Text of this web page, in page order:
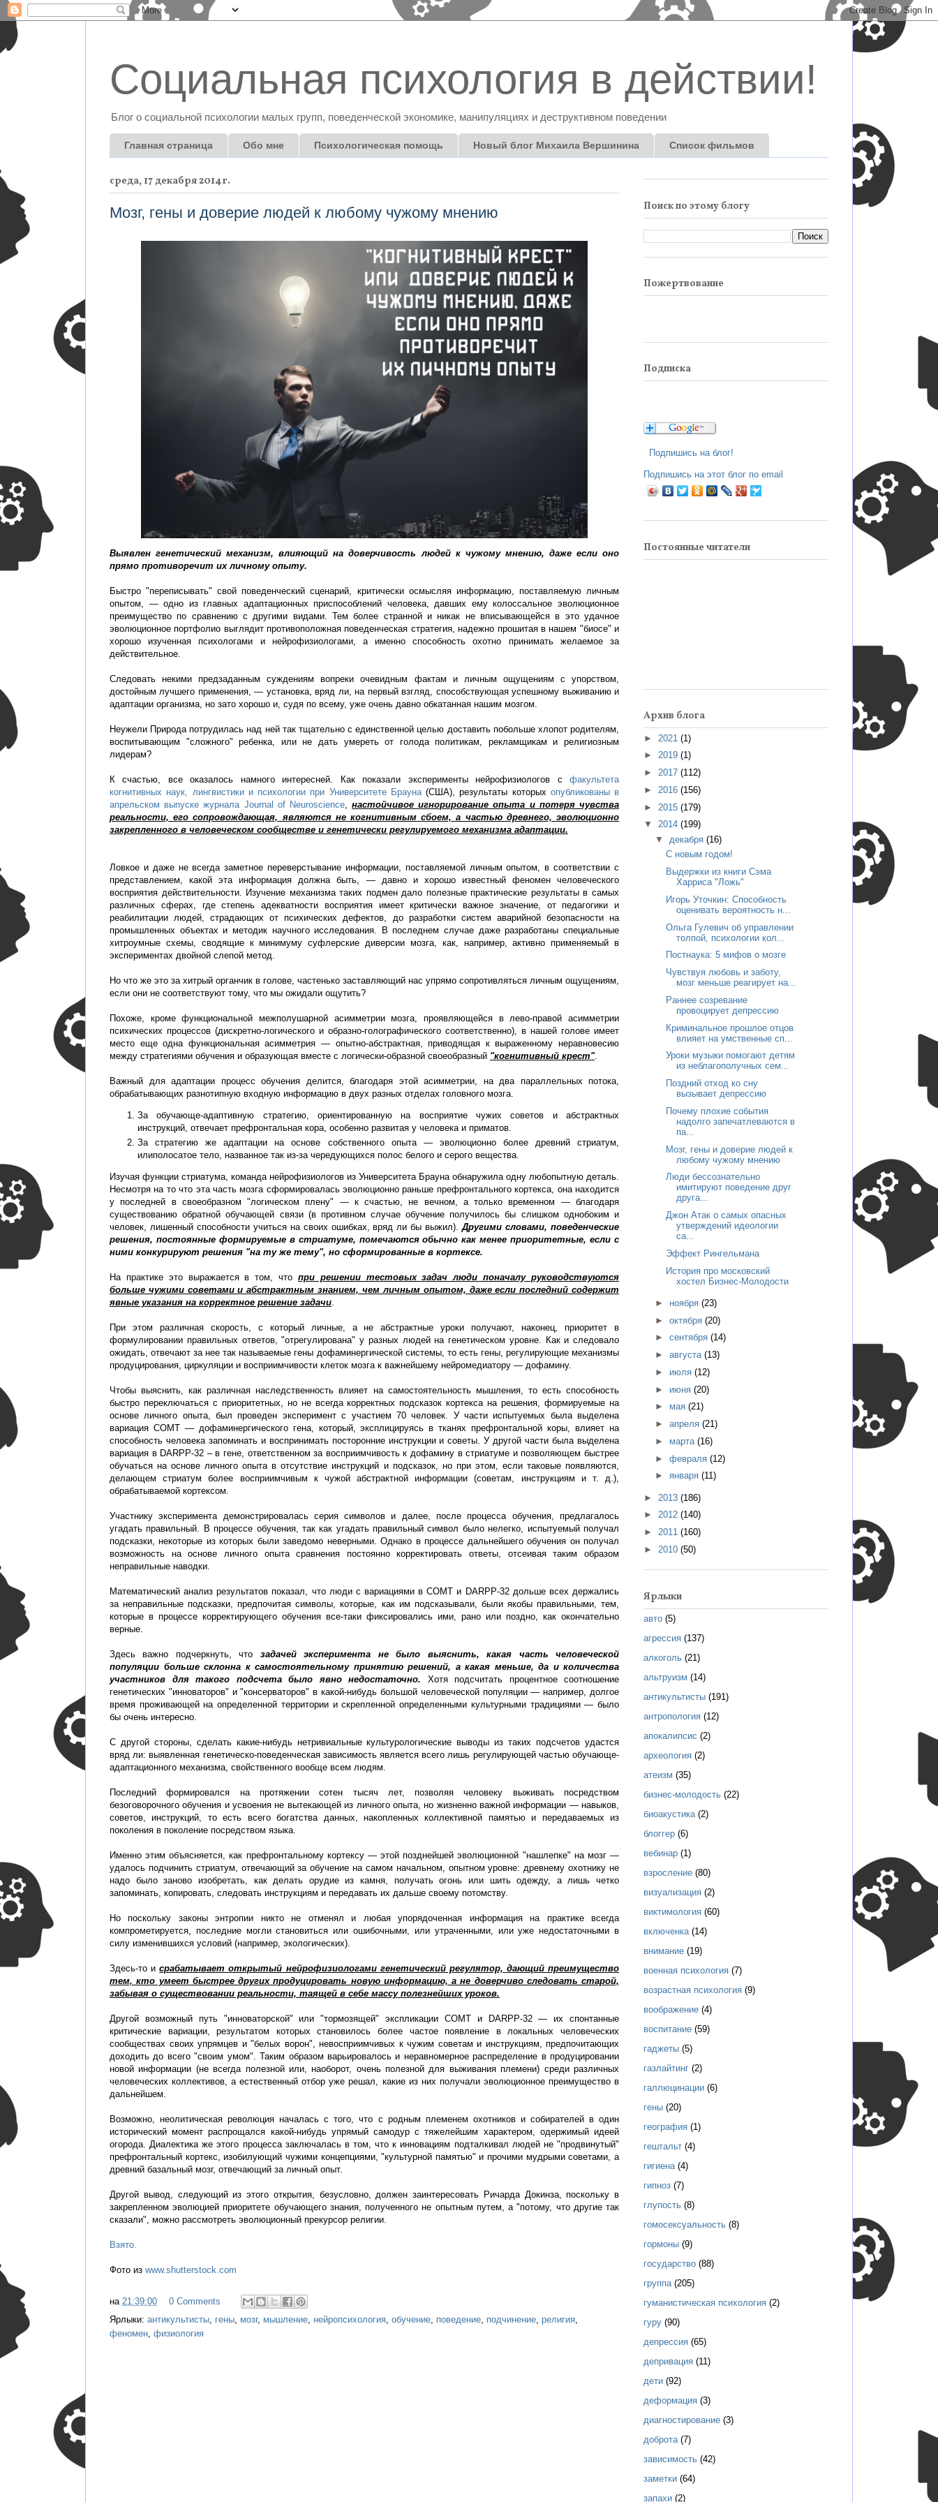
Социальная психология в действии!
Блог о социальной психологии малых групп, поведенческой экономике, манипуляциях и деструктивном поведении
Главная страница Обо мне Психологическая помощь Новый блог Михаила Вершинина Список фильмов
среда, 17 декабря 2014 г.
Мозг, гены и доверие людей к любому чужому мнению
Выявлен генетический механизм, влияющий на доверчивость людей к чужому мнению, даже если оно
прямо противоречит их личному опыту.
Быстро "переписывать" свой поведенческий сценарий, критически осмысляя информацию, поставляемую личным
опытом, — одно из главных адаптационных приспособлений человека, давших ему колоссальное эволюционное
преимущество по сравнению с другими видами. Тем более странной и никак не вписывающейся в это удачное
эволюционное портфолио выглядит противоположная поведенческая стратегия, надежно прошитая в нашем "биосе" и
хорошо изученная психологами и нейрофизиологами, а именно способность охотно принимать желаемое за
действительное.
Следовать некими предзаданным суждениям вопреки очевидным фактам и личным ощущениям с упорством,
достойным лучшего применения, — установка, вряд ли, на первый взгляд, способствующая успешному выживанию и
адаптации организма, но зато хорошо и, судя по всему, уже очень давно обкатанная нашим мозгом.
Неужели Природа потрудилась над ней так тщательно с единственной целью доставить побольше хлопот родителям,
воспитывающим "сложного" ребенка, или не дать умереть от голода политикам, рекламщикам и религиозным
лидерам?
К счастью, все оказалось намного интересней. Как показали эксперименты нейрофизиологов c факультета
когнитивных наук, лингвистики и психологии при Университете Брауна(США), результаты которых опубликованы в
апрельском выпуске журнала Journal of Neuroscience,настойчивое игнорирование опыта и потеря чувства
реальности, его сопровождающая, являются не когнитивным сбоем, а частью древнего, эволюционно
закрепленного в человеческом сообществе и генетически регулируемого механизма адаптации.
Ловкое и даже не всегда заметное переверстывание информации, поставляемой личным опытом, в соответствии с
представлением, какой эта информация должна быть, — давно и хорошо известный феномен человеческого
восприятия действительности. Изучение механизма таких подмен дало полезные практические результаты в самых
различных сферах, где степень адекватности восприятия имеет критически важное значение, от педагогики и
реабилитации людей, страдающих от психических дефектов, до разработки систем аварийной безопасности на
промышленных объектах и методик научного исследования. В последнем случае даже разработаны специальные
хитроумные схемы, сводящие к минимуму суфлерские диверсии мозга, как, например, активно применяемый в
экспериментах двойной слепой метод.
Но что же это за хитрый органчик в голове, частенько заставляющий нас упрямо сопротивляться личным ощущениям,
если они не соответствуют тому, что мы ожидали ощутить?
Похоже, кроме функциональной межполушарной асимметрии мозга, проявляющейся в лево-правой асимметрии
психических процессов (дискретно-логического и образно-голографического соответственно), в нашей голове имеет
место еще одна функциональная асимметрия — опытно-абстрактная, приводящая к выраженному неравновесию
между стратегиями обучения и образующая вместе с логически-образной своеобразный "когнитивный крест".
Важный для адаптации процесс обучения делится, благодаря этой асимметрии, на два параллельных потока,
обрабатывающих разнотипную входную информацию в двух разных отделах головного мозга.
За обучающе-адаптивную стратегию, ориентированную на восприятие чужих советов и абстрактных
инструкций, отвечает префронтальная кора, особенно развитая у человека и приматов.
За стратегию же адаптации на основе собственного опыта — эволюционно более древний стриатум,
илиполосатое тело, названное так из-за чередующихся полос белого и серого вещества.
Изучая функции стриатума, команда нейрофизиологов из Университета Брауна обнаружила одну любопытную деталь.
Несмотря на то что эта часть мозга сформировалась эволюционно раньше префронтального кортекса, она находится
у последней в своеобразном "логическом плену" — к счастью, не вечном, а только временном — благодаря
существованию обратной обучающей связи (в противном случае обучение получилось бы слишком однобоким и
человек, лишенный способности учиться на своих ошибках, вряд ли бы выжил).Другими словами, поведенческие
решения, постоянные формируемые в стриатуме, помечаются обычно как менее приоритетные, если с
ними конкурируют решения "на ту же тему", но сформированные в кортексе.
На практике это выражается в том, что при решении тестовых задач люди поначалу руководствуются
больше чужими советами и абстрактным знанием, чем личным опытом, даже если последний содержит
явные указания на корректное решение задачи.
При этом различная скорость, с который личные, а не абстрактные уроки получают, наконец, приоритет в
формулировании правильных ответов, "отрегулирована" у разных людей на генетическом уровне. Как и следовало
ожидать, отвечают за нее так называемые гены дофаминергической системы, то есть гены, регулирующие механизмы
продуцирования, циркуляции и восприимчивости клеток мозга к важнейшему нейромедиатору — дофамину.
Чтобы выяснить, как различная наследственность влияет на самостоятельность мышления, то есть способность
быстро переключаться с приоритетных, но не всегда корректных подсказок кортекса на решения, формируемые на
основе личного опыта, был проведен эксперимент с участием 70 человек. У части испытуемых была выделена
вариация COMT — дофаминергического гена, который, эксплицируясь в тканях префронтальной коры, влияет на
способность человека запоминать и воспринимать посторонние инструкции и советы. У другой части была выделена
вариация в DARPP-32 – в гене, ответственном за восприимчивость к дофамину в стриатуме и позволяющем быстрее
обучаться на основе личного опыта в отсутствие инструкций и подсказок, но при этом, если таковые появляются,
делающем стриатум более восприимчивым к чужой абстрактной информации (советам, инструкциям и т. д.),
обрабатываемой кортексом.
Участнику эксперимента демонстрировалась серия символов и далее, после процесса обучения, предлагалось
угадать правильный. В процессе обучения, так как угадать правильный символ было нелегко, испытуемый получал
подсказки, некоторые из которых были заведомо неверными. Однако в процессе дальнейшего обучения он получал
возможность на основе личного опыта сравнения постоянно корректировать ответы, отсеивая таким образом
неправильные наводки.
Математический анализ результатов показал, что люди с вариациями в COMT и DARPP-32 дольше всех держались
за неправильные подсказки, предпочитая символы, которые, как им подсказывали, были якобы правильными, тем,
которые в процессе корректирующего обучения все-таки фиксировались ими, рано или поздно, как окончательно
верные.
Здесь важно подчеркнуть, что задачей эксперимента не было выяснить, какая часть человеческой
популяции больше склонна к самостоятельному принятию решений, а какая меньше, да и количества
участников для такого подсчета было явно недостаточно. Хотя подсчитать процентное соотношение
генетических "инноваторов" и "консерваторов" в какой-нибудь большой человеческой популяции — например, долгое
время проживающей на определенной территории и скрепленной определенными культурными традициями — было
бы очень интересно.
С другой стороны, сделать какие-нибудь нетривиальные культурологические выводы из таких подсчетов удастся
вряд ли: выявленная генетическо-поведенческая зависимость является всего лишь регулирующей частью обучающе-
адаптационного механизма, свойственного вообще всем людям.
Последний формировался на протяжении сотен тысяч лет, позволяя человеку выживать посредством
безоговорочного обучения и усвоения не вытекающей из личного опыта, но жизненно важной информации — навыков,
советов, инструкций, то есть всего богатства данных, накопленных коллективной памятью и передаваемых из
поколения в поколение посредством языка.
Именно этим объясняется, как префронтальному кортексу — этой позднейшей эволюционной "нашлепке" на мозг —
удалось подчинить стриатум, отвечающий за обучение на самом начальном, опытном уровне: древнему охотнику не
надо было заново изобретать, как делать орудие из камня, получать огонь или шить одежду, а лишь четко
запоминать, копировать, следовать инструкциям и передавать их дальше своему потомству.
Но поскольку законы энтропии никто не отменял и любая упорядоченная информация на практике всегда
компрометируется, последние могли становиться или ошибочными, или утраченными, или уже недостаточными в
силу изменившихся условий (например, экологических).
Здесь-то исрабатывает открытый нейрофизиологами генетический регулятор, дающий преимущество
тем, кто умеет быстрее других продуцировать новую информацию, а не доверчиво следовать старой,
забывая о существовании реальности, таящей в себе массу полезнейших уроков.
Другой возможный путь "инноваторской" или "тормозящей" экспликации COMT и DARPP-32 — их спонтанные
критические вариации, результатом которых становилось более частое появление в локальных человеческих
сообществах своих упрямцев и "белых ворон", невосприимчивых к чужим советам и инструкциям, предпочитающих
доходить до всего "своим умом". Таким образом варьировалось и неравномерное распределение в продуцировании
новой информации (не всегда полезной или, наоборот, очень полезной для выживания племени) среди различных
человеческих коллективов, а естественный отбор уже решал, какие из них получали эволюционное преимущество в
дальнейшем.
Возможно, неолитическая революция началась с того, что с родным племенем охотников и собирателей в один
исторический момент распрощался какой-нибудь упрямый самодур с тяжелейшим характером, одержимый идеей
огорода. Диалектика же этого процесса заключалась в том, что к инновациям подталкивал людей не "продвинутый"
префронтальный кортекс, изобилующий чужими концепциями, "культурной памятью" и прочими мудрыми советами, а
древний базальный мозг, отвечающий за личный опыт.
Другой вывод, следующий из этого открытия, безусловно, должен заинтересовать Ричарда Докинза, поскольку в
закрепленном эволюцией приоритете обучающего знания, полученного не опытным путем, а "потому, что другие так
сказали", можно рассмотреть эволюционный прекурсор религии.
Взято.
Фото из www.shutterstock.com
на 21:39:00
0 Comments
Ярлыки: антикультисты, гены, мозг, мышление, нейропсихология, обучение, поведение, подчинение, религия,
феномен, физиология
Поиск по этому блогу
Пожертвование
Подписка
Подпишись на блог!
Подпишись на этот блог по email
Постоянные читатели
Архив блога
► 2021 (1)
► 2019 (1)
► 2017 (112)
► 2016 (156)
► 2015 (179)
▼ 2014 (199)
▼ декабря (16)
С новым годом!
Выдержки из книги Сэма
Харриса "Ложь"
Игорь Уточкин: Способность
оценивать вероятность н...
Ольга Гулевич об управлении
толпой, психологии кол...
Постнаука: 5 мифов о мозге
Чувствуя любовь и заботу,
мозг меньше реагирует на...
Раннее созревание
провоцирует депрессию
Криминальное прошлое отцов
влияет на умственные сп...
Уроки музыки помогают детям
из неблагополучных сем...
Поздний отход ко сну
вызывает депрессию
Почему плохие события
надолго запечатлеваются в
па...
Мозг, гены и доверие людей к
любому чужому мнению
Люди бессознательно
имитируют поведение друг
друга...
Джон Атак о самых опасных
утверждений идеологии
са...
Эффект Рингельмана
История про московский
хостел Бизнес-Молодости
► ноября (23)
► октября (20)
► сентября (14)
► августа (13)
► июля (12)
► июня (20)
► мая (21)
► апреля (21)
► марта (16)
► февраля (12)
► января (11)
► 2013 (186)
► 2012 (140)
► 2011 (160)
► 2010 (50)
Ярлыки
авто (5)
агрессия (137)
алкоголь (21)
альтруизм (14)
антикультисты (191)
антропология (12)
апокалипсис (2)
археология (2)
атеизм (35)
бизнес-молодость (22)
биоакустика (2)
блоггер (6)
вебинар (1)
взросление (80)
визуализация (2)
виктимология (60)
включенка (14)
внимание (19)
военная психология (7)
возрастная психология (9)
воображение (4)
воспитание (59)
гаджеты (5)
газлайтинг (2)
галлюцинации (6)
гены (20)
география (1)
гештальт (4)
гигиена (4)
гипноз (7)
глупость (8)
гомосексуальность (8)
гормоны (9)
государство (88)
группа (205)
гуманистическая психология (2)
гуру (90)
депрессия (65)
депривация (11)
дети (92)
деформация (3)
диагностирование (3)
доброта (7)
зависимость (42)
заметки (64)
запахи (2)